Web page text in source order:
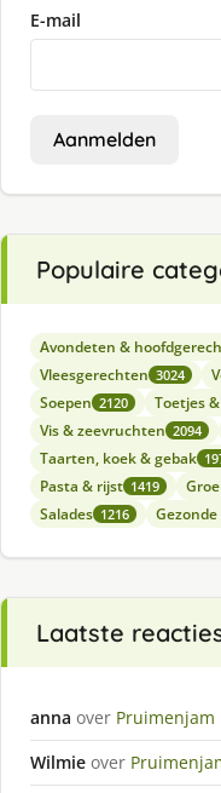
E-mail
Aanmelden
Populaire
Avondeten &
Vleesgerechten 3024
Soepen 2120 Toetjes
Vis & zeevruchten 2094
Taarten, koek & gebak
Pasta & rijst 1419
Salades 1216
Laatste
anna over Pruimenjam
Wilmie over